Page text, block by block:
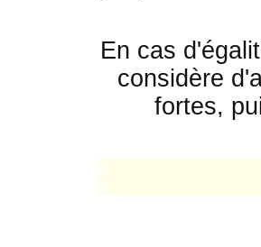
En cas
considère
fortes,